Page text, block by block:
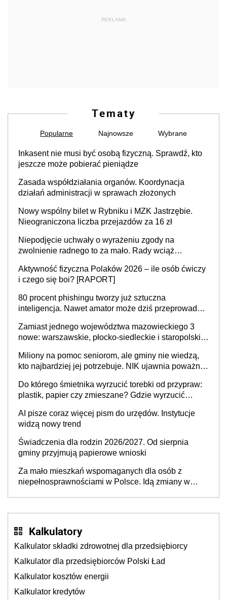
REKLAMA
Tematy
Popularne Najnowsze Wybrane
Inkasent nie musi być osobą fizyczną. Sprawdź, kto
jeszcze może pobierać pieniądze
Zasada współdziałania organów. Koordynacja
działań administracji w sprawach złożonych
Nowy wspólny bilet w Rybniku i MZK Jastrzębie.
Nieograniczona liczba przejazdów za 16 zł
Niepodjęcie uchwały o wyrażeniu zgody na
zwolnienie radnego to za mało. Rady wciąż
sprawy
Aktywność fizyczna Polaków 2026 – ile osób ćwiczy
i czego się boi? [RAPORT]
80 procent phishingu tworzy już sztuczna
inteligencja. Nawet amator może dziś przeprowadzić
Zamiast jednego województwa mazowieckiego 3
nowe: warszawskie, płocko-siedleckie i staropolskie.
stołecznych
Miliony na pomoc seniorom, ale gminy nie wiedzą,
kto najbardziej jej potrzebuje. NIK ujawnia poważną
Do którego śmietnika wyrzucić torebki od przypraw:
plastik, papier czy zmieszane? Gdzie wyrzucić
AI pisze coraz więcej pism do urzędów. Instytucje
widzą nowy trend
Świadczenia dla rodzin 2026/2027. Od sierpnia
gminy przyjmują papierowe wnioski
Za mało mieszkań wspomaganych dla osób z
niepełnosprawnościami w Polsce. Idą zmiany w
Kalkulatory
Kalkulator składki zdrowotnej dla przedsiębiorcy
Kalkulator dla przedsiębiorców Polski Ład
Kalkulator kosztów energii
Kalkulator kredytów